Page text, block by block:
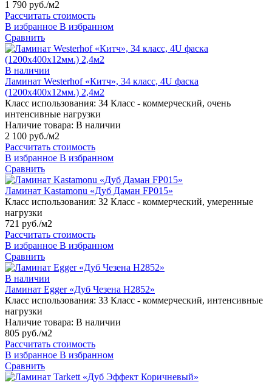
1 790 руб./м2
Рассчитать стоимость
В избранное В избранном
Сравнить
В наличии
Ламинат Westerhof «Китч», 34 класс, 4U фаска
(1200х400х12мм.) 2,4м2
Класс использования: 34 Класс - коммерческий, очень
интенсивные нагрузки
Наличие товара: В наличии
2 100 руб./м2
Рассчитать стоимость
В избранное В избранном
Сравнить
Ламинат Kastamonu «Дуб Даман FP015»
Класс использования: 32 Класс - коммерческий, умеренные
нагрузки
721 руб./м2
Рассчитать стоимость
В избранное В избранном
Сравнить
В наличии
Ламинат Egger «Дуб Чезена H2852»
Класс использования: 33 Класс - коммерческий, интенсивные
нагрузки
Наличие товара: В наличии
805 руб./м2
Рассчитать стоимость
В избранное В избранном
Сравнить